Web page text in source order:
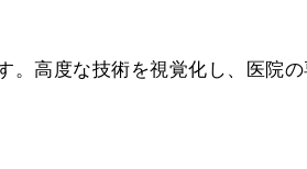
高度な技術を視覚化し、医院